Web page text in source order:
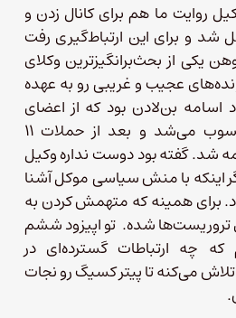
روایت ما هم برای کانال زدن و
شد و برای این ارتباط‌گیری رفت
یکی از بحث‌برانگیزترین وکلای
عجیب و غریبی رو به عهده
اسامه بن‌لادن بود که از اعضای
عالی‌رتبه‌ی القاعده محسوب می‌شد و بعد از حملات ۱۱
شد. گفته بود دوست نداره وکیل
اینکه با منش سیاسی موکل آشنا
برای همینه که متهمش کردن به
تروریست‌ها شده. تو اپیزود ششم
چه ارتباطات گسترده‌ای در
تلاش می‌کنه تا پیتر کسیگ رو نجات